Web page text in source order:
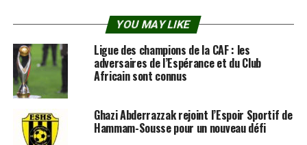
YOU MAY LIKE
Ligue des champions de la CAF : les
adversaires de l’Espérance et du Club
Africain sont connus
Ghazi Abderrazzak rejoint l’Espoir Sportif de
Hammam-Sousse pour un nouveau défi